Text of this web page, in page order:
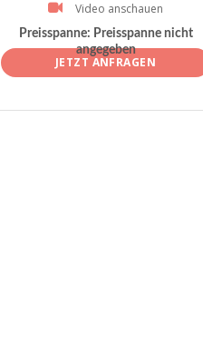
Video anschauen
Preisspanne: Preisspanne nicht
angegeben
JETZT ANFRAGEN